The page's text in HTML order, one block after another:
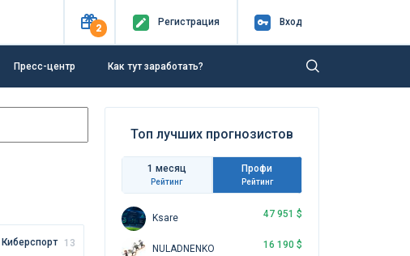
2
Регистрация Вход
Пресс-центр Как тут заработать?
Киберспорт 13
Топ лучших прогнозистов
1 месяц
Рейтинг
Профи
Рейтинг
Ksare 47 951 $
NULADNENKO 16 190 $